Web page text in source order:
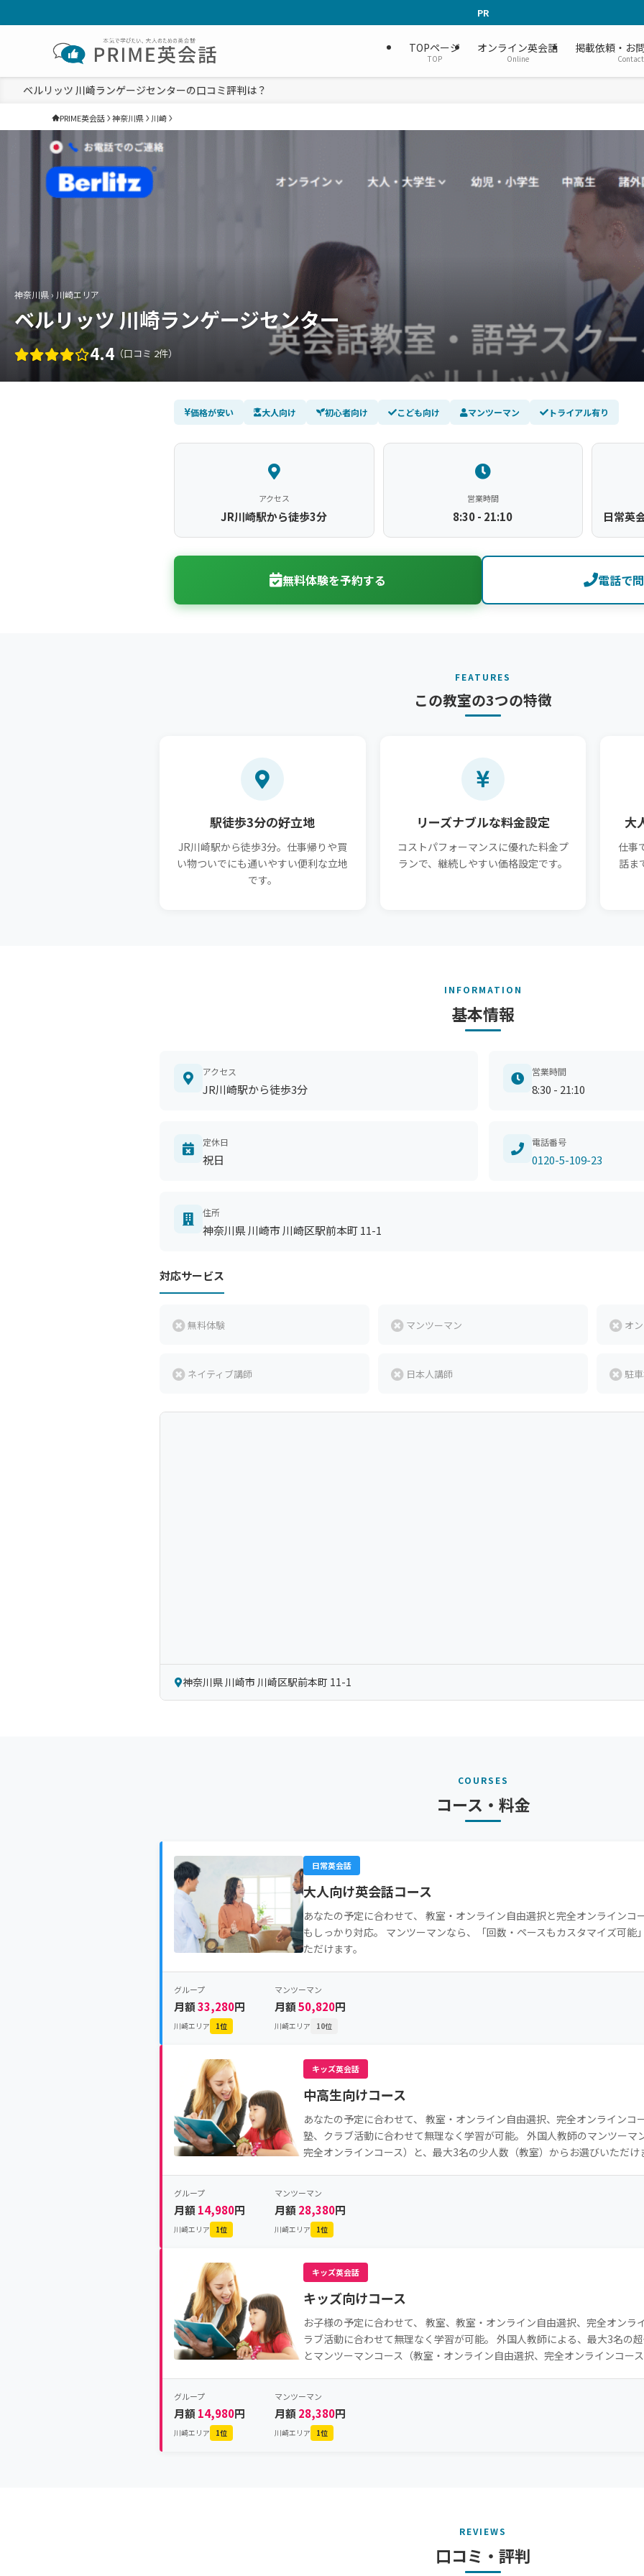
PR
TOPページ
TOP
オンライン英会話
Online
掲載依頼・お
Contact
ベルリッツ 川崎ランゲージセンターの口コミ評判は？
PRIME英会話 神奈川県 川崎
神奈川県 › 川崎エリア
ベルリッツ 川崎ランゲージセンター
4.4 （口コミ 2件）
価格が安い 大人向け 初心者向け こども向け マンツーマン トライアル有り
アクセス
JR川崎駅から徒歩3分
営業時間
8:30 - 21:10 日常英
無料体験を予約する 電話で
FEATURES
この教室の3つの特徴
駅徒歩3分の好立地
JR川崎駅から徒歩3分。仕事帰りや買
い物ついでにも通いやすい便利な立地
です。
リーズナブルな料金設定
コストパフォーマンスに優れた料金プ
ランで、継続しやすい価格設定です。
大
仕事
話ま
INFORMATION
基本情報
アクセス
JR川崎駅から徒歩3分
営業時間
8:30 - 21:10
定休日
祝日
電話番号
0120-5-109-23
住所
神奈川県 川崎市 川崎区駅前本町 11-1
対応サービス
無料体験 マンツーマン オ
ネイティブ講師 日本人講師 駐
神奈川県 川崎市 川崎区駅前本町 11-1
COURSES
コース・料金
日常英会話
大人向け英会話コース
あなたの予定に合わせて、 教室・オンライン自由選択と完全オンラインコ
もしっかり対応。 マンツーマンなら、「回数・ペースもカスタマイズ可能
ただけます。
グループ
月額33,280円
川崎エリア 1位
マンツーマン
月額50,820円
川崎エリア 10位
キッズ英会話
中高生向けコース
あなたの予定に合わせて、 教室・オンライン自由選択、完全オンラインコ
塾、クラブ活動に合わせて無理なく学習が可能。 外国人教師のマンツーマ
完全オンラインコース）と、最大3名の少人数（教室）からお選びいただけ
グループ
月額 14,980円
川崎エリア 1位
マンツーマン
月額 28,380円
川崎エリア 1位
キッズ英会話
キッズ向けコース
お子様の予定に合わせて、 教室、教室・オンライン自由選択、完全オンラ
ラブ活動に合わせて無理なく学習が可能。 外国人教師による、最大3名の超
とマンツーマンコース（教室・オンライン自由選択、完全オンラインコー
グループ
月額 14,980円
川崎エリア 1位
マンツーマン
月額 28,380円
川崎エリア 1位
REVIEWS
口コミ・評判